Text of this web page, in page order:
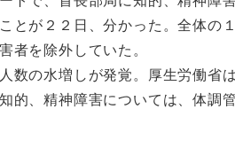
が２２日、分かった。全体の
を除外していた。
数の水増しが発覚。厚生労働省
的、精神障害については、体調